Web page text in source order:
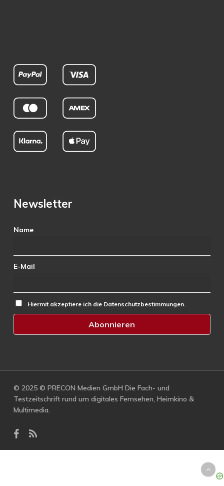
Newsletter
Name
E-Mail
Hiermit akzeptiere ich die Datenschutzbestimmungen.
© 2025 © PRECON Medien GmbH Die Fach- und
Testzeitschrift rund um digitales Fernsehen, Heimkino &
Multimedia.
facebook
RSS